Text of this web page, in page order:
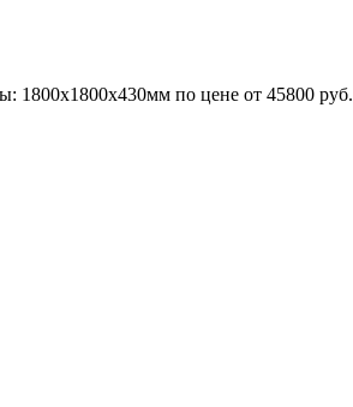
1800х1800х430мм по цене от 45800 руб.